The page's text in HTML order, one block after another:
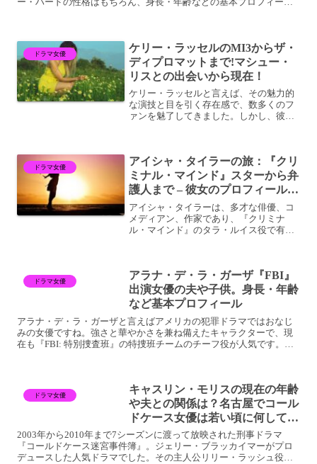
ドラマ女優
ケリー・ラッセルのMI3からザ・
ディプロマットまで!マシュー・
リスとの出会いから現在！
ケリー・ラッセルと言えば、その魅力的
な演技と目を引く存在感で、数多くのフ
ァンを魅了してきました。しかし、彼女
で見せる繊細な...
ドラマ女優
アイシャ・タイラーの旅：『クリ
ミナル・マインド』スターから弁
護人まで – 彼女のプロフィール、
現在、結婚
アイシャ・タイラーは、多才な俳優、コ
メディアン、作家であり、『クリミナ
ル・マインド』のタラ・ルイス役で有名
の記事では、彼女のプロフィ...
ドラマ女優
アラナ・デ・ラ・ガーザ『FBI』
出演女優の夫や子供。身長・年齢
など基本プロフィール
アラナ・デ・ラ・ガーザと言えばアメリカの犯罪ドラマではおなじ
みの女優ですね。強さと華やかさを兼ね備えたキャラクターで、現
在も『FBI: 特別捜査班』の特捜班チームのチーフ役が人気です。そ
ドラマ女優
キャスリン・モリスの現在の年齢
や夫との関係は？名古屋でコール
ドケース女優は若い頃に何してい
た？
2003年から2010年まで7シーズンに渡って放映された刑事ドラマ
『コールドケース迷宮事件簿』。ジェリー・ブラッカイマーがプロ
デュースした人気ドラマでした。その主人公リリー・ラッシュ役を